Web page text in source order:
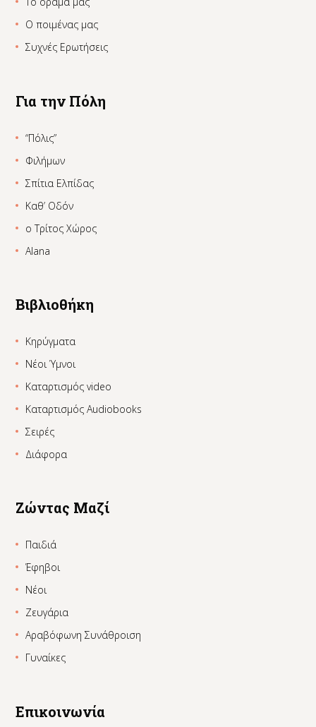
Ο ποιμένας μας
Συχνές Ερωτήσεις
Για την Πόλη
“Πόλις”
Φιλήμων
Σπίτια Ελπίδας
Καθ’ Οδόν
ο Τρίτος Χώρος
Alana
Βιβλιοθήκη
Κηρύγματα
Νέοι Ύμνοι
Καταρτισμός video
Καταρτισμός Audiobooks
Σειρές
Διάφορα
Ζώντας Μαζί
Παιδιά
Έφηβοι
Νέοι
Ζευγάρια
Αραβόφωνη Συνάθροιση
Γυναίκες
Επικοινωνία